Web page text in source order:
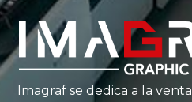
Imagraf se dedica a la